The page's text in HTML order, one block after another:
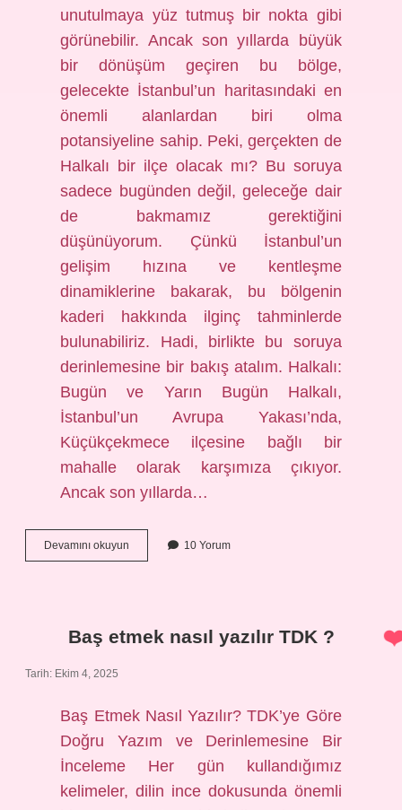
unutulmaya yüz tutmuş bir nokta gibi
görünebilir. Ancak son yıllarda büyük
bir dönüşüm geçiren bu bölge,
gelecekte İstanbul’un haritasındaki en
önemli alanlardan biri olma
potansiyeline sahip. Peki, gerçekten de
Halkalı bir ilçe olacak mı? Bu soruya
sadece bugünden değil, geleceğe dair
de bakmamız gerektiğini
düşünüyorum. Çünkü İstanbul’un
gelişim hızına ve kentleşme
dinamiklerine bakarak, bu bölgenin
kaderi hakkında ilginç tahminlerde
bulunabiliriz. Hadi, birlikte bu soruya
derinlemesine bir bakış atalım. Halkalı:
Bugün ve Yarın Bugün Halkalı,
İstanbul’un Avrupa Yakası’nda,
Küçükçekmece ilçesine bağlı bir
mahalle olarak karşımıza çıkıyor.
Ancak son yıllarda…
Devamını okuyun
İstanbul’un
10 Yorum
Baş etmek nasıl yazılır TDK ?
Tarih: Ekim 4, 2025
Baş Etmek Nasıl Yazılır? TDK’ye Göre
Doğru Yazım ve Derinlemesine Bir
İnceleme Her gün kullandığımız
kelimeler, dilin ince dokusunda önemli